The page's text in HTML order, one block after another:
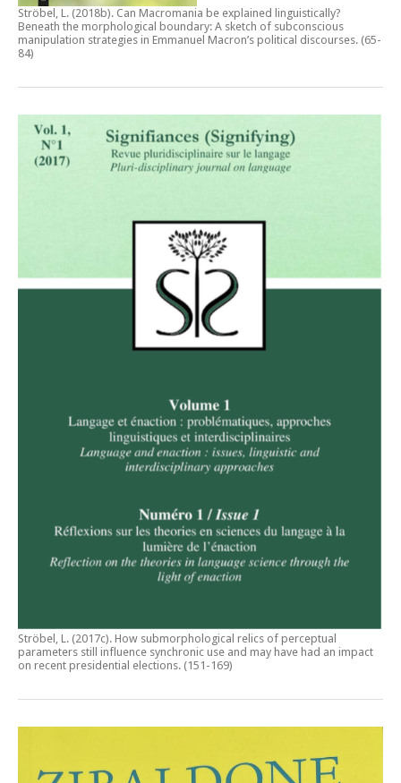
Ströbel, L. (2018b). Can Macromania be explained linguistically?
Beneath the morphological boundary: A sketch of subconscious
manipulation strategies in Emmanuel Macron’s political discourses. (65-
84)
Ströbel, L. (2017c). How submorphological relics of perceptual
parameters still influence synchronic use and may have had an impact
on recent presidential elections. (151-169)